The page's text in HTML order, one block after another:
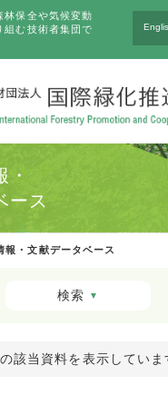
林保全や気候変動
組む技術者集団で
ース
報・文献データベース
検索 ▼
該当資料を表示していま